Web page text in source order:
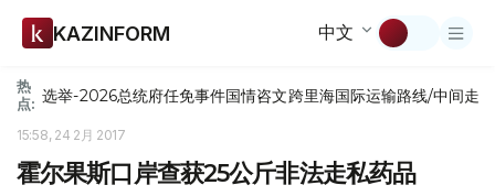
KAZINFORM 中文
热
点: 选举-2026总统府任免事件国情咨文跨里海国际运输路线/中间走廊
15:58, 24 2月 2017
霍尔果斯口岸查获25公斤非法走私药品